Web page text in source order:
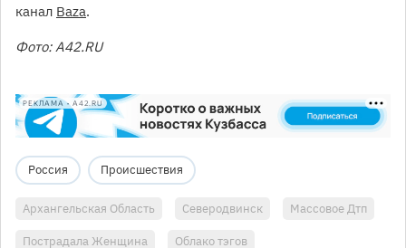
канал Baza.
Фото: A42.RU
РЕКЛАМА • A42.RU
Россия Происшествия
Архангельская Область Северодвинск Массовое Дтп
Пострадала Женщина Облако тэгов